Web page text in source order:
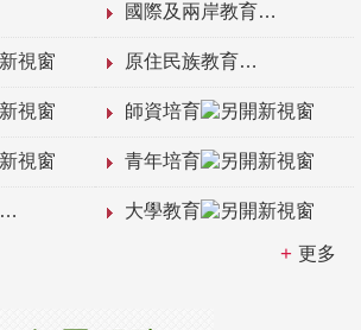
國際及兩岸教育
原住民族教育
師資培育
青年培育
大學教育
更多